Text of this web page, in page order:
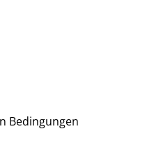
Bedingungen